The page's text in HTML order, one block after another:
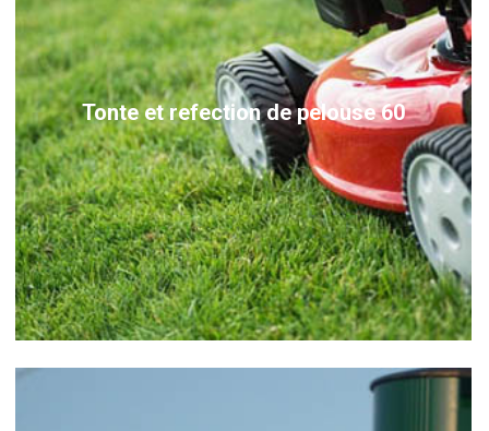
Tonte et refection de pelouse 60